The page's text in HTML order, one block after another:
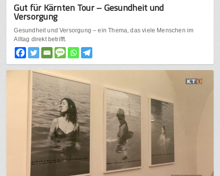
Gut für Kärnten Tour – Gesundheit und
Versorgung
Gesundheit und Versorgung – ein Thema, das viele Menschen im
Alltag direkt betrifft.